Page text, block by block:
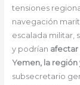
tensiones
navegación
escalada militar,
y podrían afectar
Yemen, la región
subsecretario